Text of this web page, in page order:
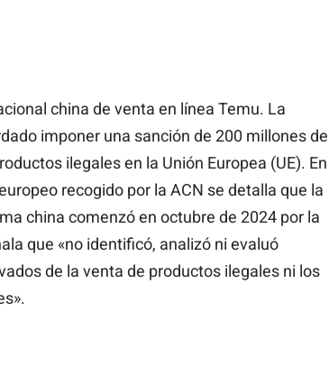
china de venta en línea Temu. La
imponer una sanción de 200 millones de
ilegales en la Unión Europea (UE). En
recogido por la ACN se detalla que la
china comenzó en octubre de 2024 por la
que «no identificó, analizó ni evaluó
de la venta de productos ilegales ni los